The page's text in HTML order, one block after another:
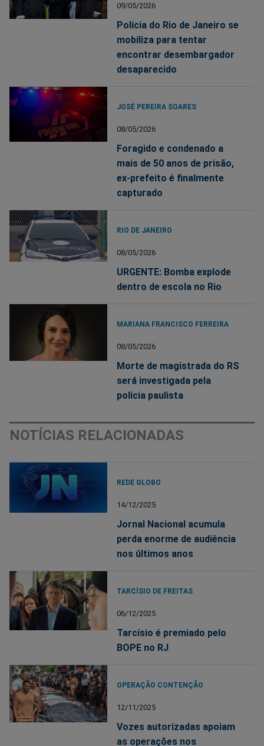
09/05/2026
Polícia do Rio de Janeiro se
mobiliza para tentar
encontrar desembargador
desaparecido
JOSÉ PEREIRA SOARES
08/05/2026
Foragido e condenado a
mais de 50 anos de prisão,
ex-prefeito é finalmente
capturado
RIO DE JANEIRO
08/05/2026
URGENTE: Bomba explode
dentro de escola no Rio
MARIANA FRANCISCO FERREIRA
08/05/2026
Morte de magistrada do RS
será investigada pela
polícia paulista
NOTÍCIAS RELACIONADAS
REDE GLOBO
14/12/2025
Jornal Nacional acumula
perda enorme de audiência
nos últimos anos
TARCÍSIO DE FREITAS
06/12/2025
Tarcísio é premiado pelo
BOPE no RJ
OPERAÇÃO CONTENÇÃO
12/11/2025
Vozes autorizadas apoiam
as operações nos